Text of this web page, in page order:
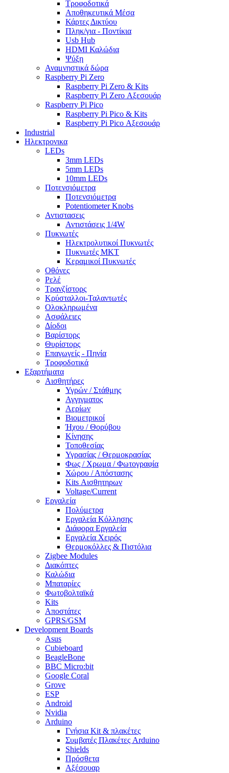
Τροφοδοτικά
Αποθηκευτικά Μέσα
Κάρτες Δικτύου
Πληκ/για - Ποντίκια
Usb Hub
HDMI Καλώδια
Ψύξη
Αναμνηστικά δώρα
Raspberry Pi Zero
Raspberry Pi Zero & Kits
Raspberry Pi Zero Αξεσουάρ
Raspberry Pi Pico
Raspberry Pi Pico & Kits
Raspberry Pi Pico Αξεσουάρ
Industrial
Ηλεκτρονικα
LEDs
3mm LEDs
5mm LEDs
10mm LEDs
Ποτενσιόμετρα
Ποτενσιόμετρα
Potentiometer Knobs
Αντιστασεις
Αντιστάσεις 1/4W
Πυκνωτές
Ηλεκτρολυτικοί Πυκνωτές
Πυκνωτές MKT
Κεραμικοί Πυκνωτές
Οθόνες
Ρελέ
Τρανζίστορς
Κρύσταλλοι-Ταλαντωτές
Ολοκληρωμένα
Ασφάλειες
Δίοδοι
Βαρίστορς
Θυρίστορς
Επαγωγείς - Πηνία
Τροφοδοτικά
Εξαρτήματα
Αισθητήρες
Υγρών / Στάθμης
Αγγιγματος
Αερίων
Βιομετρικοί
Ήχου / Θορύβου
Κίνησης
Τοποθεσίας
Υγρασίας / Θερμοκρασίας
Φως / Χρωμα / Φωτογραφία
Χώρου / Απόστασης
Kits Αισθητηρων
Voltage/Current
Εργαλεία
Πολύμετρα
Εργαλεία Κόλλησης
Διάφορα Εργαλεία
Εργαλεία Χειρός
Θερμοκόλλες & Πιστόλια
Zigbee Modules
Διακόπτες
Καλώδια
Μπαταρίες
Φωτοβολταϊκά
Kits
Αποστάτες
GPRS/GSM
Development Boards
Asus
Cubieboard
BeagleBone
BBC Micro:bit
Google Coral
Grove
ESP
Android
Nvidia
Arduino
Γνήσια Kit & πλακέτες
Συμβατές Πλακέτες Arduino
Shields
Πρόσθετα
Αξέσουαρ